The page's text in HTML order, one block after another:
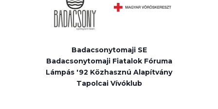
Badacsonytomaji SE
Badacsonytomaji Fiatalok Fóruma
Lámpás '92 Közhasznú Alapítvány
Tapolcai Vívóklub